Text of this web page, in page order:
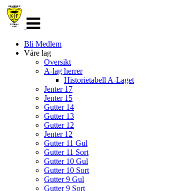
navigasjon
Bli Medlem
Våre lag
Oversikt
A-lag herrer
Historietabell A-Laget
Jenter 17
Jenter 15
Gutter 14
Gutter 13
Gutter 12
Jenter 12
Gutter 11 Gul
Gutter 11 Sort
Gutter 10 Gul
Gutter 10 Sort
Gutter 9 Gul
Gutter 9 Sort